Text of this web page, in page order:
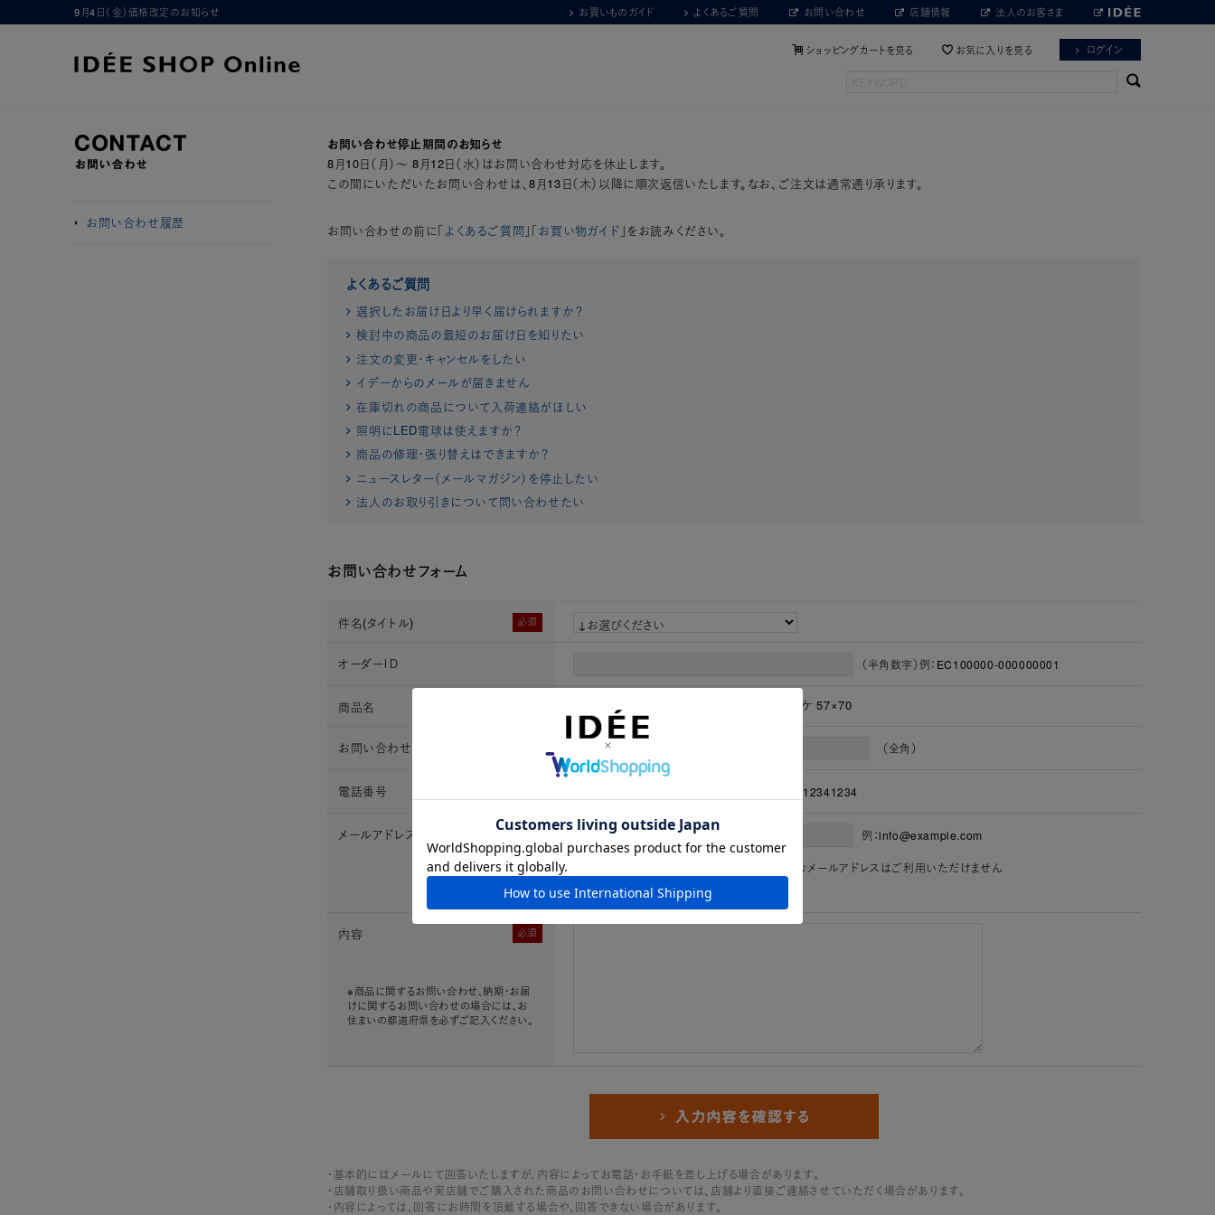
9月4日（金）価格改定のお知らせ お買いものガイド よくあるご質問 お問い合わせ 店舗情報 法人のお客さま
ショッピングカートを見る お気に入りを見る ログイン
お問い合わせ履歴
お問い合わせ停止期間のお知らせ
8月10日（月）～ 8月12日（水）はお問い合わせ対応を休止します。
この間にいただいたお問い合わせは、8月13日（木）以降に順次返信いたします。なお、ご注文は通常通り承ります。
お問い合わせの前に「よくあるご質問 」「お買い物ガイド 」をお読みください。
よくあるご質問
選択したお届け日より早く届けられますか？
検討中の商品の最短のお届け日を知りたい
注文の変更・キャンセルをしたい
イデーからのメールが届きません
在庫切れの商品について入荷連絡がほしい
照明にLED電球は使えますか？
商品の修理・張り替えはできますか？
ニュースレター（メールマガジン）を停止したい
法人のお取り引きについて問い合わせたい
お問い合わせフォーム
必須
件名(タイトル)
オーダーＩＤ （半角数字）例：EC100000-000000001
商品名 ★【一点物】クバ王国 プショング族 アップリケ 57×70
お問い合わせ時お名前 （全角）
電話番号 （半角数字）例：09012341234
必須
メールアドレス 例：info@example.com
※「.@ (@の前にドット)」、「.. (ドット2つ)」を含むメールアドレスはご利用いただけません
必須
内容
※商品に関するお問い合わせ、納期・お届
けに関するお問い合わせの場合には、お
住まいの都道府県を必ずご記入ください。
・基本的にはメールにて回答いたしますが、内容によってお電話・お手紙を差し上げる場合があります。
・店舗取り扱い商品や実店舗でご購入された商品のお問い合わせについては、店舗より直接ご連絡させていただく場合があります。
・内容によっては、回答にお時間を頂戴する場合や、回答できない場合があります。